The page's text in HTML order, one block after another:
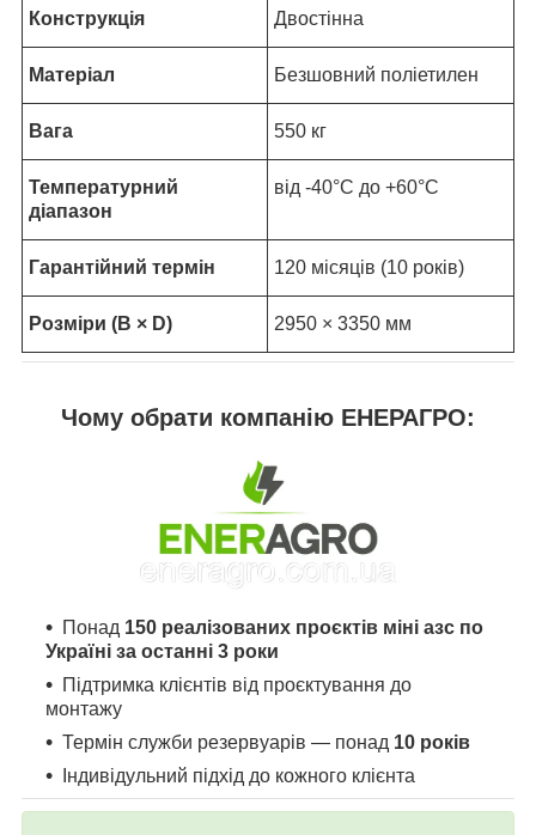
Конструкція Двостінна
Матеріал Безшовний поліетилен
Вага 550 кг
Температурний
діапазон
від -40°C до +60°C
Гарантійний термін 120 місяців (10 років)
Розміри (В × D) 2950 × 3350 мм
Чому обрати компанію ЕНЕРАГРО:
Понад 150 реалізованих проєктів міні азс по
Україні за останні 3 роки
Підтримка клієнтів від проєктування до
монтажу
Термін служби резервуарів — понад 10 років
Індивідульний підхід до кожного клієнта